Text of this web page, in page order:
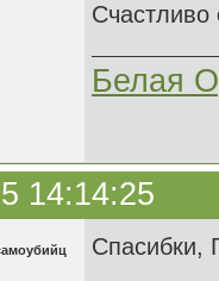
Счастливо
Белая
14:14:25
Спасибки,